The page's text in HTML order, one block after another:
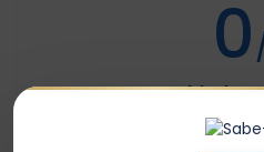
0
Not
Com base